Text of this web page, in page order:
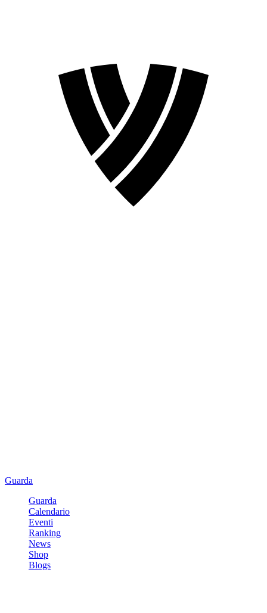
Guarda
Guarda
Calendario
Eventi
Ranking
News
Shop
Blogs